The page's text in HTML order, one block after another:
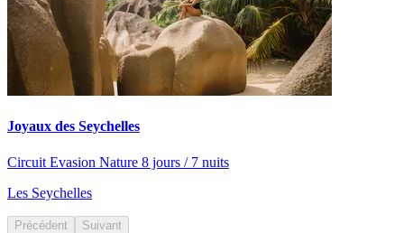
Joyaux des Seychelles
Circuit Evasion Nature 8 jours / 7 nuits
Les Seychelles
Précédent Suivant